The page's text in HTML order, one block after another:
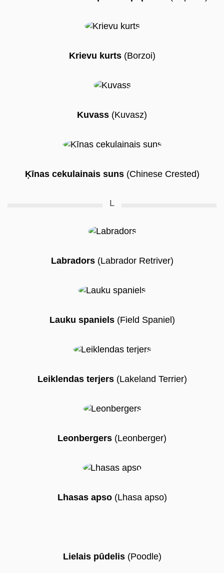
Krievu kurts(Borzoi)
Kuvass (Kuvasz)
Ķīnas cekulainais suns(Chinese Crested)
L
Labradors(Labrador Retriver)
Lauku spaniels(Field Spaniel)
Leiklendas terjers(Lakeland Terrier)
Leonbergers (Leonberger)
Lhasas apso(Lhasa apso)
Lielais pūdelis(Poodle)